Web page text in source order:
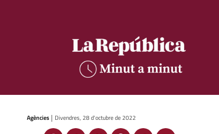
Agències | Divendres, 28 d'octubre de 2022